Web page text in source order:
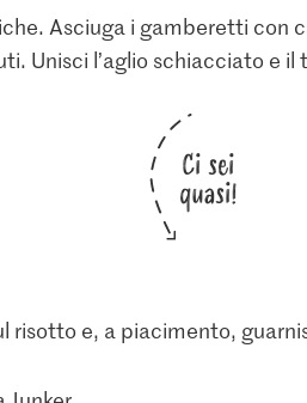
Asciuga i gamberetti con
Unisci l’aglio schiacciato e
Ci sei
quasi!
risotto e, a piacimento,